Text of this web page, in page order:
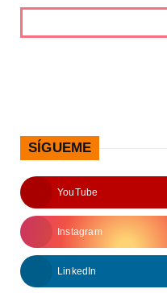
SÍGUEME
YouTube
Instagram
LinkedIn